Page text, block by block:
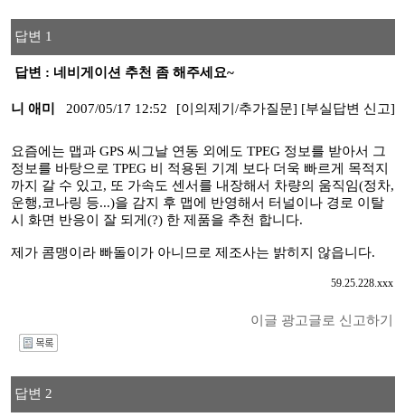
답변 1
답변 : 네비게이션 추천 좀 해주세요~
니 애미 2007/05/17 12:52 [이의제기/추가질문] [부실답변 신고]
요즘에는 맵과 GPS 씨그날 연동 외에도 TPEG 정보를 받아서 그
정보를 바탕으로 TPEG 비 적용된 기계 보다 더욱 빠르게 목적지
까지 갈 수 있고, 또 가속도 센서를 내장해서 차량의 움직임(정차,
운행,코나링 등...)을 감지 후 맵에 반영해서 터널이나 경로 이탈
시 화면 반응이 잘 되게(?) 한 제품을 추천 합니다.
제가 콤맹이라 빠돌이가 아니므로 제조사는 밝히지 않읍니다.
59.25.228.xxx
이글 광고글로 신고하기
답변 2